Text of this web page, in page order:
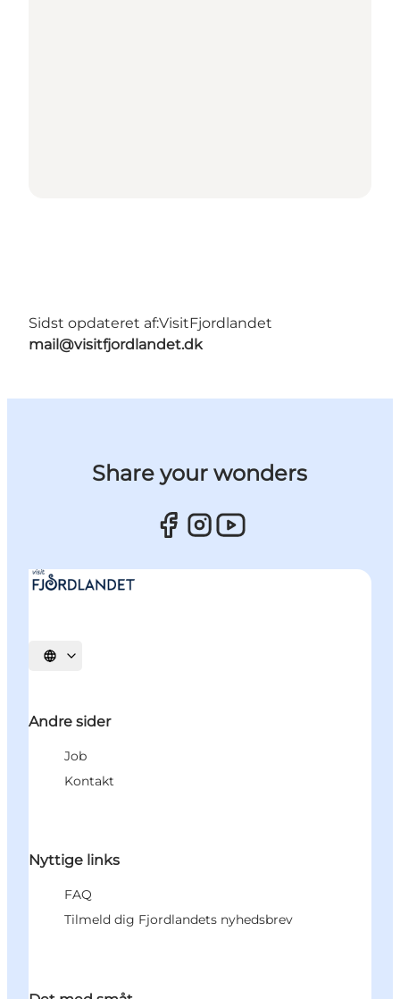
Sidst opdateret af:VisitFjordlandet
mail@visitfjordlandet.dk
Share your wonders
Vælg sprog
Andre sider
Job
Kontakt
Nyttige links
FAQ
Tilmeld dig Fjordlandets nyhedsbrev